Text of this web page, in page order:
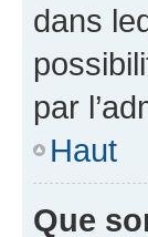
dans
par
Haut
Que